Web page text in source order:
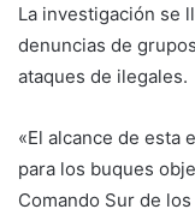
La investigación se
denuncias de
ataques de ilegales.
«El alcance de esta
para los buques
Comando Sur de